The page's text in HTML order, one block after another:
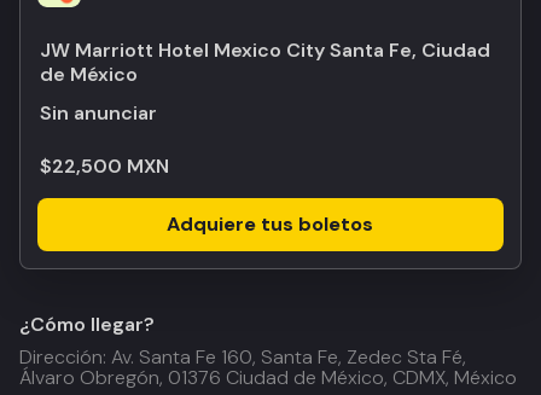
JW Marriott Hotel Mexico City Santa Fe, Ciudad
de México
Sin anunciar
$22,500 MXN
Adquiere tus boletos
¿Cómo llegar?
Dirección: Av. Santa Fe 160, Santa Fe, Zedec Sta Fé,
Álvaro Obregón, 01376 Ciudad de México, CDMX, México